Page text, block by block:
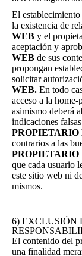
El
la existencia de
WEB y el
aceptación y
WEB de sus
propongan
solicitar
WEB. En todo
acceso a la
asimismo deberá
indicaciones
PROPIETARIO
contrarios a las
PROPIETARIO
que cada usuario
este sitio web ni
mismos.
6) EXCLUSIÓN
El contenido del
una finalidad